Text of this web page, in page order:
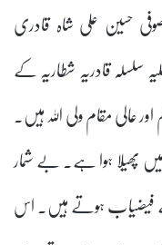
صوفی حسین علی شاہ قادری
سلسلہ قادریہ شطاریہ کے
عالی مقام ولی اللہ ہیں.
پھیلا ہوا ہے. بے شمار
فیضیاب ہوتے ہیں. اس